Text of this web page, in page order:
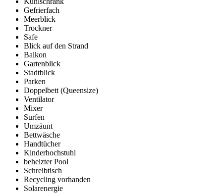
Gefrierfach
Meerblick
Trockner
Safe
Blick auf den Strand
Balkon
Gartenblick
Stadtblick
Parken
Doppelbett (Queensize)
Ventilator
Mixer
Surfen
Umzäunt
Bettwäsche
Handtücher
Kinderhochstuhl
beheizter Pool
Schreibtisch
Recycling vorhanden
Solarenergie